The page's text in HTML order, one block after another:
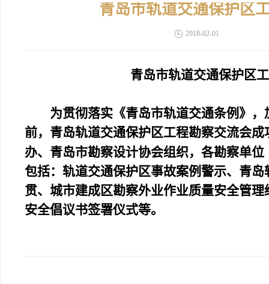
青岛市轨道交通保护区
2018-02-01
青岛市轨道交通保护区
为贯彻落实《青岛市轨道交通条例》
前，青岛轨道交通保护区工程勘察交流会
办、青岛市勘察设计协会组织，各勘察单位
包括：轨道交通保护区事故案例警示、青
贯、城市建成区勘察外业作业质量安全管
安全倡议书签署仪式等。